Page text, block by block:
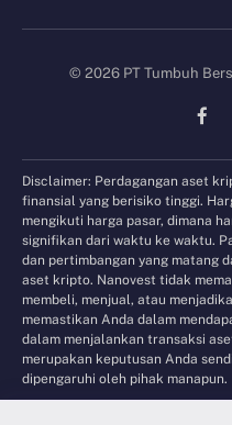
© 2026 PT Tumbuh
Disclaimer: Perdagangan aset
finansial yang berisiko tinggi.
mengikuti harga pasar, dimana
signifikan dari waktu ke waktu.
dan pertimbangan yang matang
aset kripto. Nanovest tidak
membeli, menjual, atau
memastikan Anda dalam
dalam menjalankan transaksi
merupakan keputusan Anda
dipengaruhi oleh pihak manapun.